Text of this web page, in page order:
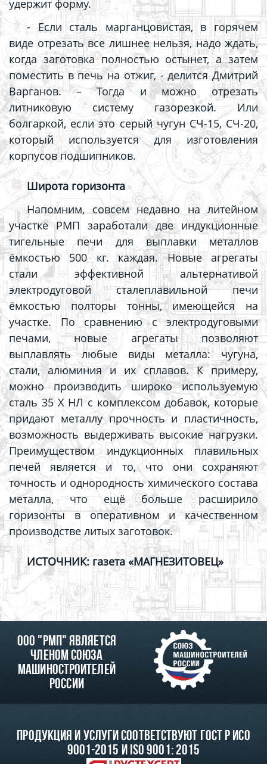
удержит форму.
- Если сталь марганцовистая, в горячем
виде отрезать все лишнее нельзя, надо ждать,
когда заготовка полностью остынет, а затем
поместить в печь на отжиг, - делится Дмитрий
Варганов. –Тогда и можно отрезать
литниковую систему газорезкой. Или
болгаркой, если это серый чугун СЧ-15, СЧ-20,
который используется для изготовления
корпусов подшипников.
Широта горизонта
Напомним, совсем недавно на литейном
участке РМП заработали две индукционные
тигельные печи для выплавки металлов
ёмкостью 500 кг. каждая. Новые агрегаты
стали эффективной альтернативой
электродуговой сталеплавильной печи
ёмкостью полторы тонны, имеющейся на
участке. По сравнению с электродуговыми
печами, новые агрегаты позволяют
выплавлять любые виды металла: чугуна,
стали, алюминия и их сплавов. К примеру,
можно производить широко используемую
сталь 35 X НЛ с комплексом добавок,которые
придают металлу прочность и пластичность,
возможность выдерживать высокие нагрузки.
Преимуществом индукционных плавильных
печей является и то, что они сохраняют
точность и однородность химического состава
металла, что ещё больше расширило
горизонты в оперативном и качественном
производстве литых заготовок.
ИСТОЧНИК: газета «МАГНЕЗИТОВЕЦ»
ООО "РМП" является
членом союза
машиностроителей
России
Продукция и услуги соответствуют ГОСТ Р ИСО
9001-2015 и ISO 9001: 2015